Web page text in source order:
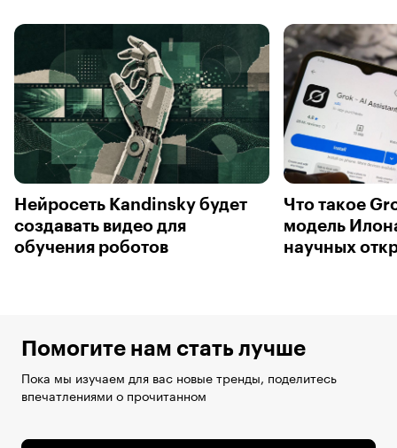
Нейросеть Kandinsky будет
создавать видео для
обучения роботов
Что такое
модель
научных
Помогите нам стать лучше
Пока мы изучаем для вас новые тренды, поделитесь
впечатлениями о прочитанном